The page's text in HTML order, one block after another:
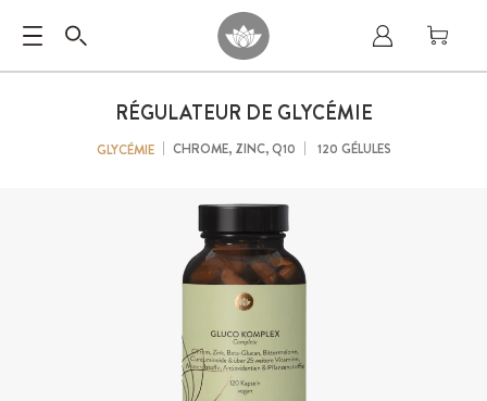
RÉGULATEUR DE GLYCÉMIE
GLYCÉMIE CHROME, ZINC, Q10 120 GÉLULES